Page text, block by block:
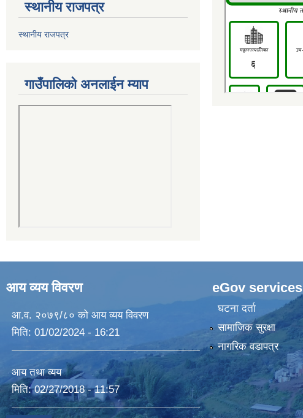
स्थानीय राजपत्र
स्थानीय राजपत्र
गाउँपालिको अनलाईन म्याप
आय व्यय विवरण
आ.व. २०७९/८० को आय व्यय विवरण
मिति: 01/02/2024 - 16:21
आय तथा व्यय
मिति:02/27/2018 - 11:57
eGov services
घटना दर्ता
सामाजिक सुरक्षा
नागरिक वडापत्र